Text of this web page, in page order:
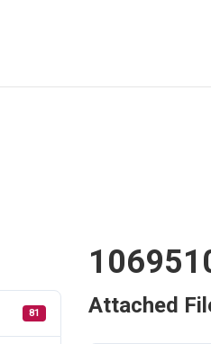
81 Attached